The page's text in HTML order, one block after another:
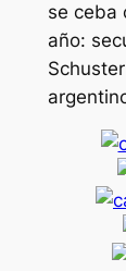
se ceba
año: